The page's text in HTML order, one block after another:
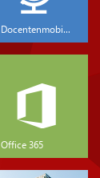
Docentenmobiliteit
Office 365